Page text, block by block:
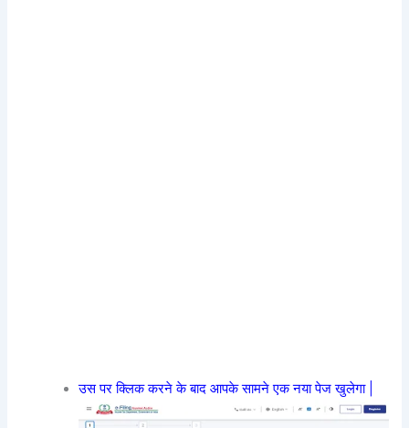
उस पर क्लिक करने के बाद आपके सामने एक नया पेज खुलेगा |